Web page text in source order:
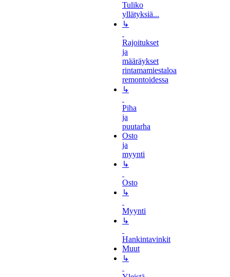
Tuliko
yllätyksiä...
↳
Rajoitukset
ja
määräykset
rintamamiestaloa
remontoidessa
↳
Piha
ja
puutarha
Osto
ja
myynti
↳
Osto
↳
Myynti
↳
Hankintavinkit
Muut
↳